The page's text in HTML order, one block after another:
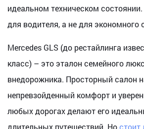
идеальном техническом
для водителя, а не для экономного
Mercedes GLS (до рестайлинга
класс) – это эталон семейного
внедорожника. Просторный салон
непревзойденный комфорт и
любых дорогах делают его
длительных путешествий. Ностоит